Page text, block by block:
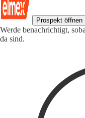
Prospekt öffnen
Werde benachrichtigt,
da sind.